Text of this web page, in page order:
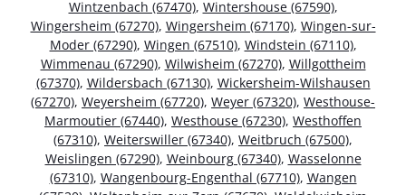
Wintzenbach (67470), Wintershouse (67590),
Wingersheim (67270), Wingersheim (67170), Wingen-sur-
Moder (67290), Wingen (67510), Windstein (67110),
Wimmenau (67290), Wilwisheim (67270), Willgottheim
(67370), Wildersbach (67130), Wickersheim-Wilshausen
(67270), Weyersheim (67720), Weyer (67320), Westhouse-
Marmoutier (67440), Westhouse (67230), Westhoffen
(67310), Weiterswiller (67340), Weitbruch (67500),
Weislingen (67290), Weinbourg (67340), Wasselonne
(67310), Wangenbourg-Engenthal (67710), Wangen